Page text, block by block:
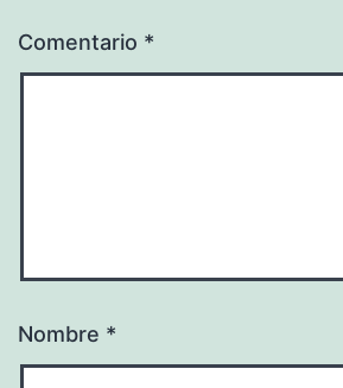
Comentario *
Nombre *